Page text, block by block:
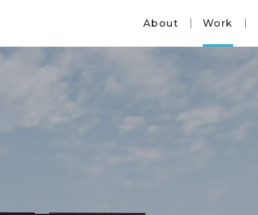
About Work